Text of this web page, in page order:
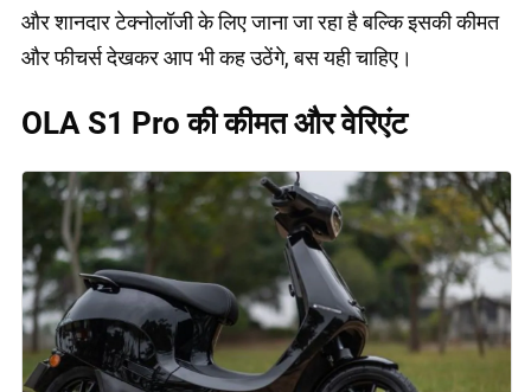
और शानदार टेक्नोलॉजी के लिए जाना जा रहा है बल्कि इसकी कीमत
और फीचर्स देखकर आप भी कह उठेंगे, बस यही चाहिए।
OLA S1 Pro की कीमत और वेरिएंट